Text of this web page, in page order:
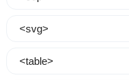
<svg>
<table>